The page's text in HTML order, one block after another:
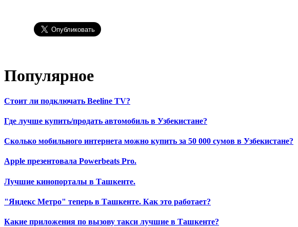
Популярное
Стоит ли подключать Beeline TV?
Где лучше купить/продать автомобиль в Узбекистане?
Сколько мобильного интернета можно купить за 50 000 сумов в Узбекистане?
Apple презентовала Powerbeats Pro.
Лучшие кинопорталы в Ташкенте.
"Яндекс Метро" теперь в Ташкенте. Как это работает?
Какие приложения по вызову такси лучшие в Ташкенте?